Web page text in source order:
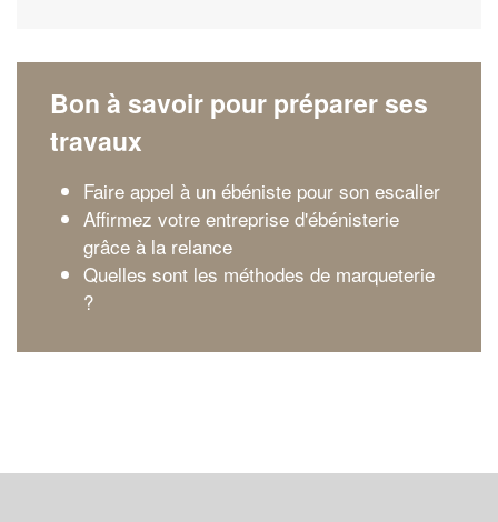
Bon à savoir pour préparer ses
travaux
Faire appel à un ébéniste pour son escalier
Affirmez votre entreprise d'ébénisterie
grâce à la relance
Quelles sont les méthodes de marqueterie
?